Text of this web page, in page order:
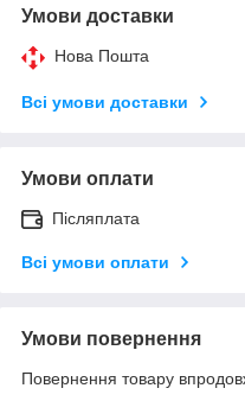
Умови доставки
Нова Пошта
Всі умови доставки
Умови оплати
Післяплата
Всі умови оплати
Умови повернення
Повернення товару